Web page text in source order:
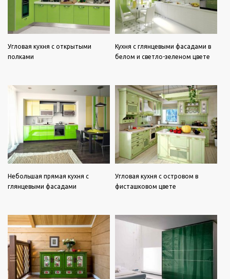
Угловая кухня с открытыми
полками
Кухня с глянцевыми фасадами в
белом и светло-зеленом цвете
Небольшая прямая кухня с
глянцевыми фасадами
Угловая кухня с островом в
фисташковом цвете